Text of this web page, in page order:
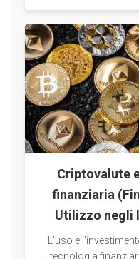
Criptovalute
finanziaria
Utilizzo negli
L’uso e
tecnologia